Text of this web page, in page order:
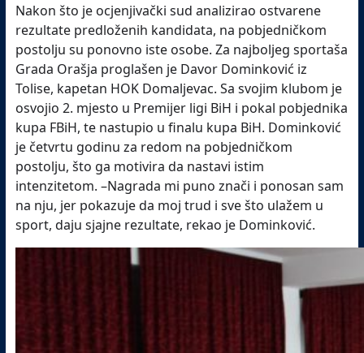
Nakon što je ocjenjivački sud analizirao ostvarene
rezultate predloženih kandidata, na pobjedničkom
postolju su ponovno iste osobe. Za najboljeg sportaša
Grada Orašja proglašen je Davor Dominković iz
Tolise, kapetan HOK Domaljevac. Sa svojim klubom je
osvojio 2. mjesto u Premijer ligi BiH i pokal pobjednika
kupa FBiH, te nastupio u finalu kupa BiH. Dominković
je četvrtu godinu za redom na pobjedničkom
postolju, što ga motivira da nastavi istim
intenzitetom. –Nagrada mi puno znači i ponosan sam
na nju, jer pokazuje da moj trud i sve što ulažem u
sport, daju sjajne rezultate, rekao je Dominković.